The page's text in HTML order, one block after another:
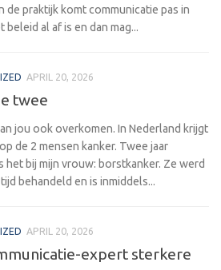
de praktijk komt communicatie pas in
beleid al af is en dan mag...
APRIL 20, 2026
twee
jou ook overkomen. In Nederland krijgt
de 2 mensen kanker. Twee jaar
het bij mijn vrouw: borstkanker. Ze werd
behandeld en is inmiddels...
APRIL 20, 2026
expert sterkere